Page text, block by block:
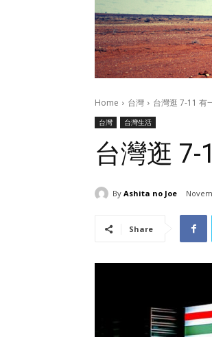
Home 台灣 台灣逛 7-11 有
台灣 台灣生活
台灣逛 7-
By Ashita no Joe
Share